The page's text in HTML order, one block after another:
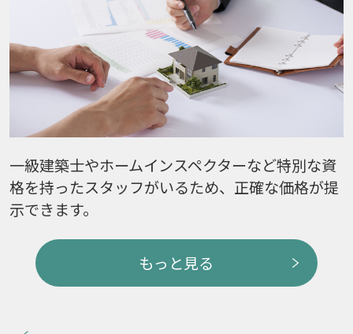
一級建築士やホームインスペクターなど特別な資
格を持ったスタッフがいるため、正確な価格が提
示できます。
もっと見る